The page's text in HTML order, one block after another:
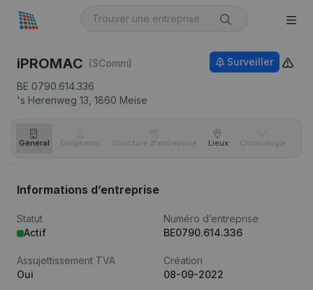
iPROMAC (SComm)
BE 0790.614.336
's Herenweg 13, 1860 Meise
Surveiller
Général Dirigeants Structure d'entreprise Lieux Chronologie
Informations d’entreprise
Statut
Actif
Numéro d’entreprise
BE0790.614.336
Assujettissement TVA
Oui
Création
08-09-2022